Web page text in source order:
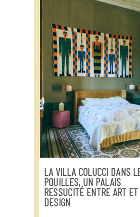
LA VILLA COLUCCI DANS
POUILLES, UN PALAIS
RESSUCITÉ ENTRE ART ET
DESIGN